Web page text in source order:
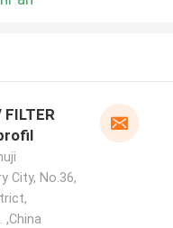
FILTER
City, No.36,
,China